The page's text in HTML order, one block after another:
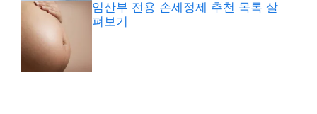
임산부 전용 손세정제 추천 목록 살
펴보기